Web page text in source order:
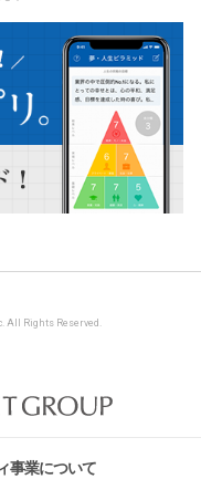
All Rights Reserved.
事業について